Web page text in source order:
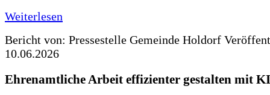
Weiterlesen
Bericht von: Pressestelle Gemeinde Holdorf
10.06.2026
Ehrenamtliche Arbeit effizienter gestalten mit KI